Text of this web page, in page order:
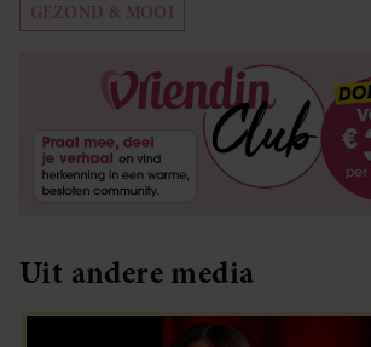
GEZOND & MOOI
Uit andere media